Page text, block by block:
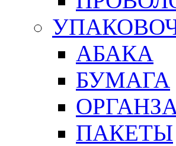
АБАКА
БУМАГА
ПАКЕТЫ